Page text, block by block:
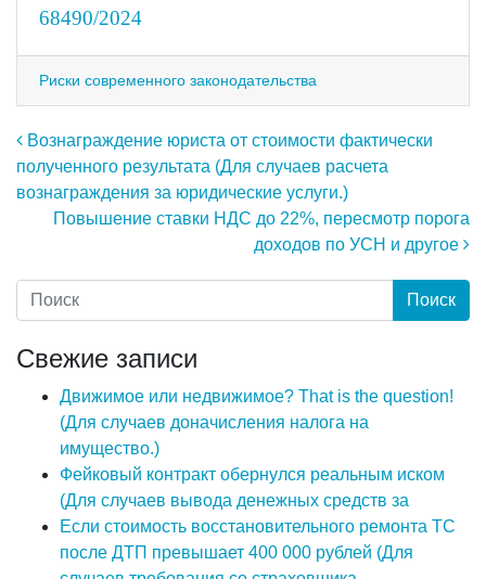
68490/2024
Риски современного законодательства
Навигация по записям
Вознаграждение юриста от стоимости фактически
полученного результата (Для случаев расчета
вознаграждения за юридические услуги.)
Повышение ставки НДС до 22%, пересмотр порога
доходов по УСН и другое
Свежие записи
Движимое или недвижимое? That is the question!
(Для случаев доначисления налога на
имущество.)
Фейковый контракт обернулся реальным иском
(Для случаев вывода денежных средств за
Если стоимость восстановительного ремонта ТС
после ДТП превышает 400 000 рублей (Для